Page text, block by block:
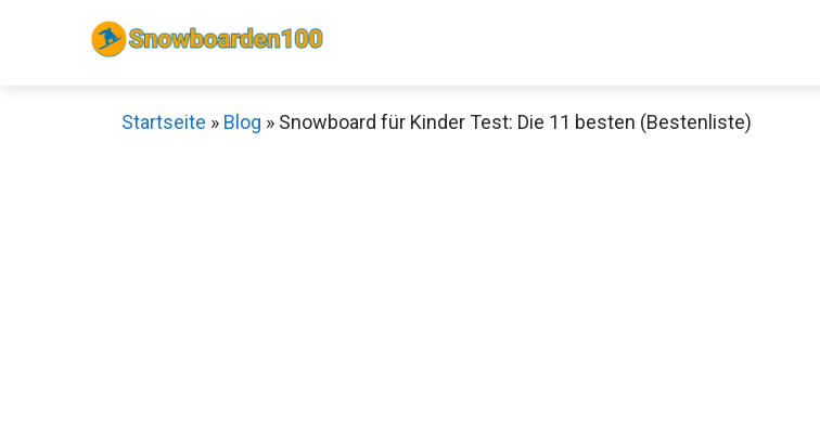
Startseite » Blog » Snowboard für Kinder Test: Die 11 besten (Bestenliste)
Schaue dir jetzt die meistverkauften Produkte